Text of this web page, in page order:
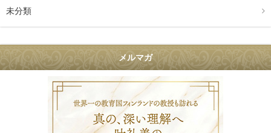
未分類
メルマガ